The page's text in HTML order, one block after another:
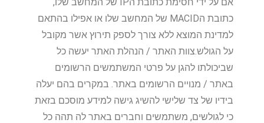
כתובת הMACID של המחשב שלו או אפילו בהתאם
למדינת המוצא ללא צורך לספק תירוץ אשר מקובל
על הגולש.צוות האתר / הנהלת האתר יעשה כל
שביכולתו להגן על פרטי המשתמשים הרשומים
באתר / מנויים הרשומים באתר. במקרים בהם יעלה
בידיו של צד שלישי להשיג גישה למידע מוסכם בזאת
כי לגולשים, משתמשים וחברים באתר לה תהה כל